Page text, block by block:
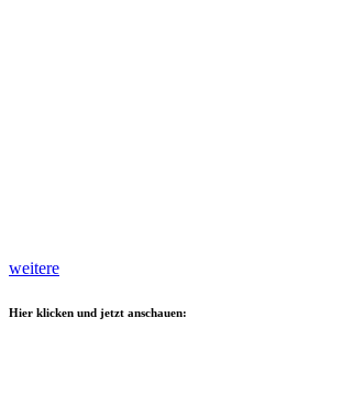
weitere
Hier klicken und jetzt anschauen: